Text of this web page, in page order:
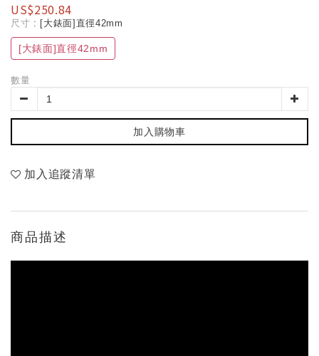
US$250.84
尺寸 : [大錶面]直徑42mm
[大錶面]直徑42mm
數量
加入購物車
加入追蹤清單
商品描述